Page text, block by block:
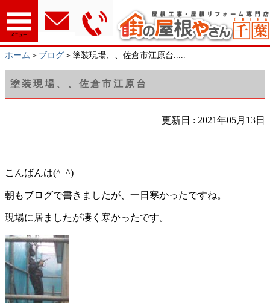
メニュー
ホーム ＞ ブログ ＞塗装現場、、佐倉市江原台.....
塗装現場、、佐倉市江原台
更新日 : 2021年05月13日
こんばんは(^_^)
朝もブログで書きましたが、一日寒かったですね。
現場に居ましたが凄く寒かったです。